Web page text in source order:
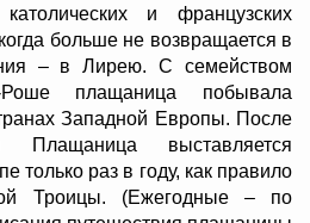
и французских
больше не возвращается в
– в Лирею. С семейством
Роше плащаница побывала
Западной Европы. После
выставляется
только раз в году, как правило
Троицы. (Ежегодные – по